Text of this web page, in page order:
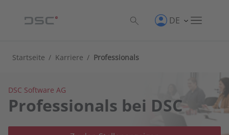
DE
Startseite / Karriere / Professionals
DSC Software AG
Professionals bei DSC